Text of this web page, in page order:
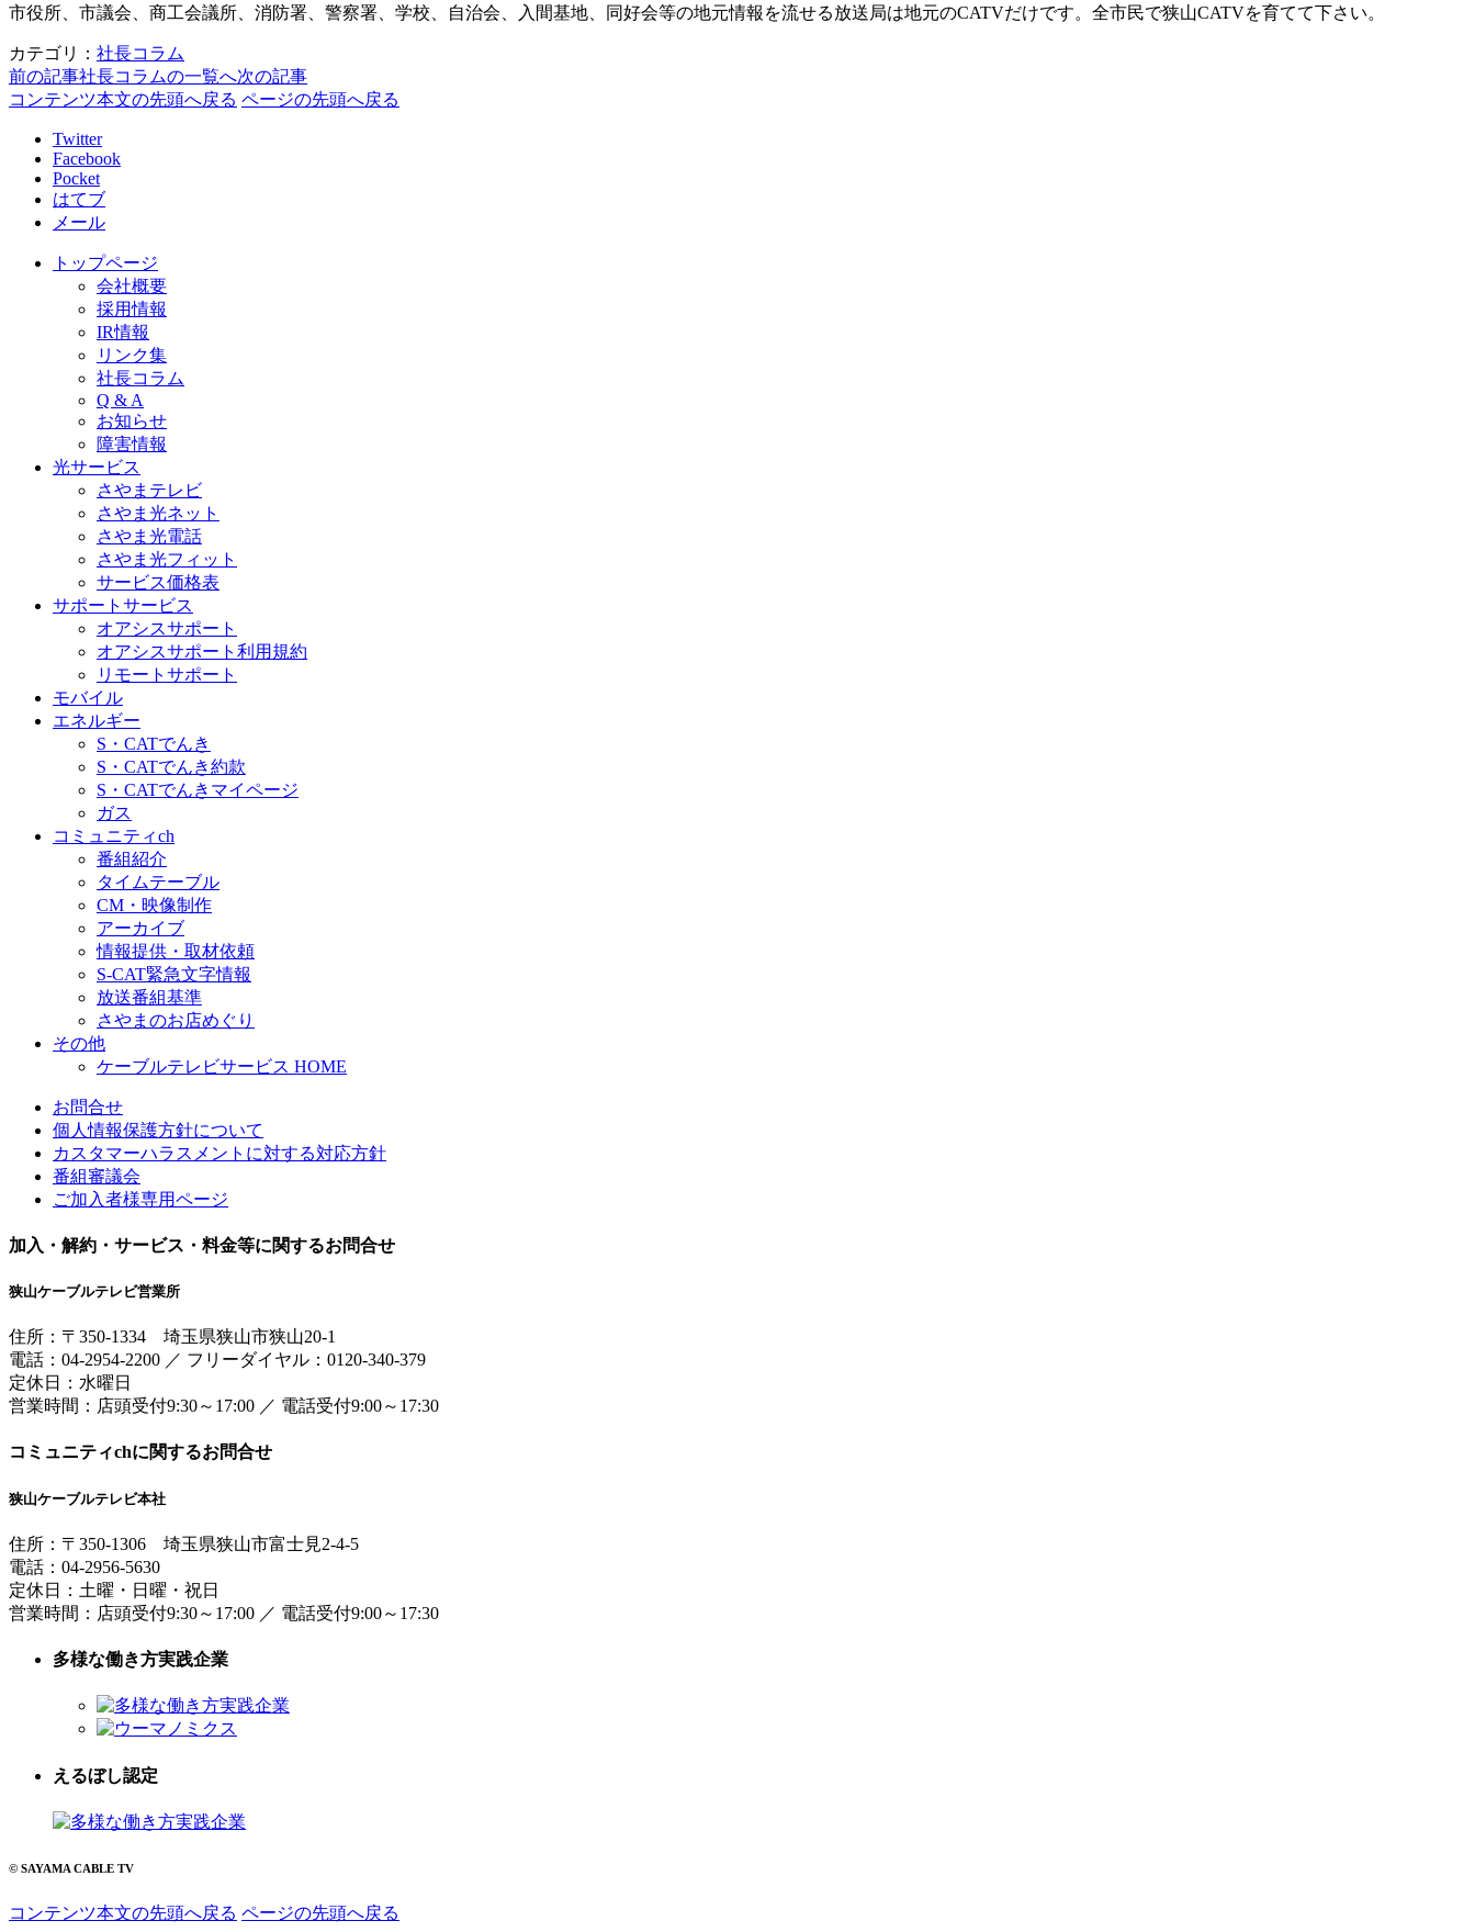
市役所、市議会、商工会議所、消防署、警察署、学校、自治会、入間基地、同好会等の地元情報を流せる放送局は地元のCATVだけです。全市民で狭山CATVを育てて下さい。
カテゴリ： 社長コラム
前の記事社長コラムの一覧へ次の記事
コンテンツ本文の先頭へ戻る ページの先頭へ戻る
Twitter
Facebook
Pocket
はてブ
メール
トップページ
会社概要
採用情報
IR情報
リンク集
社長コラム
Q & A
お知らせ
障害情報
光サービス
さやまテレビ
さやま光ネット
さやま光電話
さやま光フィット
サービス価格表
サポートサービス
オアシスサポート
オアシスサポート利用規約
リモートサポート
モバイル
エネルギー
S・CATでんき
S・CATでんき約款
S・CATでんきマイページ
ガス
コミュニティch
番組紹介
タイムテーブル
CM・映像制作
アーカイブ
情報提供・取材依頼
S-CAT緊急文字情報
放送番組基準
さやまのお店めぐり
その他
ケーブルテレビサービス HOME
お問合せ
個人情報保護方針について
カスタマーハラスメントに対する対応方針
番組審議会
ご加入者様専用ページ
加入・解約・サービス・料金等に関するお問合せ
狭山ケーブルテレビ営業所
住所： 〒350-1334 埼玉県狭山市狭山20-1
電話： 04-2954-2200 ／ フリーダイヤル：0120-340-379
定休日：水曜日
営業時間： 店頭受付9:30～17:00 ／ 電話受付9:00～17:30
コミュニティchに関するお問合せ
狭山ケーブルテレビ本社
住所： 〒350-1306 埼玉県狭山市富士見2-4-5
電話： 04-2956-5630
定休日：土曜・日曜・祝日
営業時間： 店頭受付9:30～17:00 ／ 電話受付9:00～17:30
多様な働き方実践企業
えるぼし認定
© SAYAMA CABLE TV
コンテンツ本文の先頭へ戻る ページの先頭へ戻る